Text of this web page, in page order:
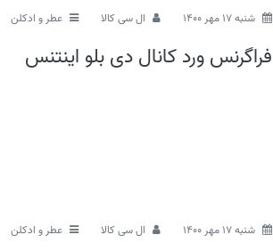
شنبه 17 مهر 1400 ال سی کالا عطر و ادکلن
فراگرنس ورد کانال دی بلو اینتنس
شنبه 17 مهر 1400 ال سی کالا عطر و ادکلن